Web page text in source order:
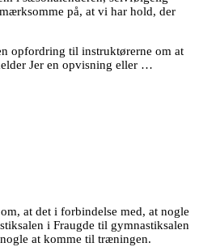
på, at vi har hold, der
opfordring til instruktørerne om at
Jer en opvisning eller …
at det i forbindelse med, at nogle
i Fraugde til gymnastiksalen
at komme til træningen.